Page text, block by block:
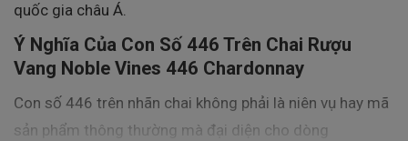
quốc gia châu Á.
Ý Nghĩa Của Con Số 446 Trên Chai Rượu
Vang Noble Vines 446 Chardonnay
Con số 446 trên nhãn chai không phải là niên vụ hay mã
sản phẩm thông thường mà đại diện cho dòng